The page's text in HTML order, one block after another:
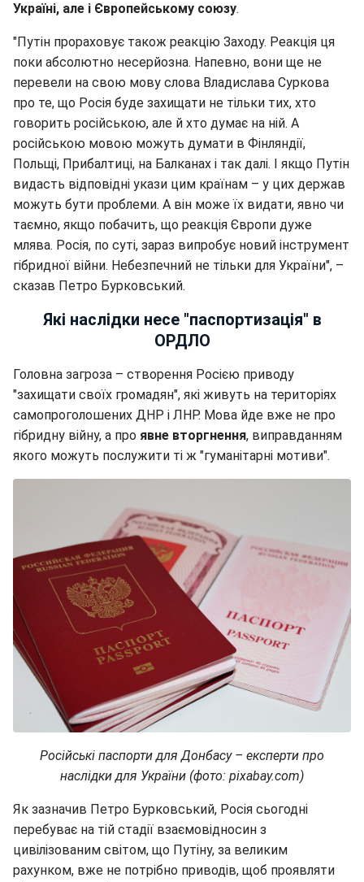
Україні, але і Європейському союзу.
"Путін прораховує також реакцію Заходу. Реакція ця
поки абсолютно несерйозна. Напевно, вони ще не
перевели на свою мову слова Владислава Суркова
про те, що Росія буде захищати не тільки тих, хто
говорить російською, але й хто думає на ній. А
російською мовою можуть думати в Фінляндії,
Польщі, Прибалтиці, на Балканах і так далі. І якщо Путін
видасть відповідні укази цим країнам – у цих держав
можуть бути проблеми. А він може їх видати, явно чи
таємно, якщо побачить, що реакція Європи дуже
млява. Росія, по суті, зараз випробує новий інструмент
гібридної війни. Небезпечний не тільки для України", –
сказав Петро Бурковський.
Які наслідки несе "паспортизація" в
ОРДЛО
Головна загроза – створення Росією приводу
"захищати своїх громадян", які живуть на територіях
самопроголошених ДНР і ЛНР. Мова йде вже не про
гібридну війну, а про явне вторгнення, виправданням
якого можуть послужити ті ж "гуманітарні мотиви".
Російські паспорти для Донбасу – експерти про
наслідки для України (фото: pixabay.com)
Як зазначив Петро Бурковський, Росія сьогодні
перебуває на тій стадії взаємовідносин з
цивілізованим світом, що Путіну, за великим
рахунком, вже не потрібно приводів, щоб проявляти